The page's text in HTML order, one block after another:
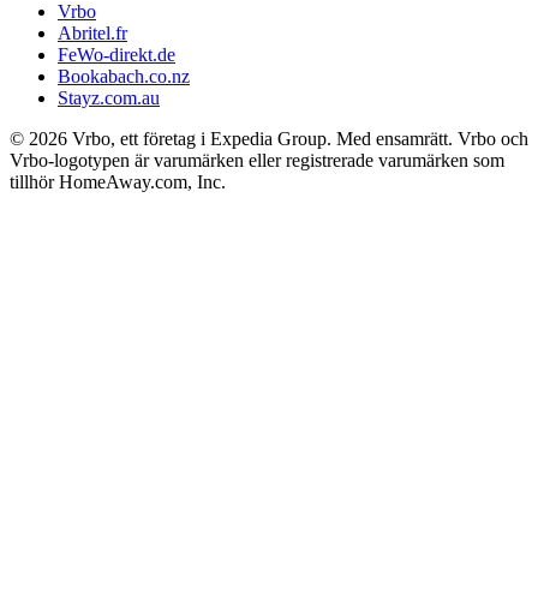
Vrbo
Abritel.fr
FeWo-direkt.de
Bookabach.co.nz
Stayz.com.au
© 2026 Vrbo, ett företag i Expedia Group. Med ensamrätt. Vrbo och
Vrbo-logotypen är varumärken eller registrerade varumärken som
tillhör HomeAway.com, Inc.